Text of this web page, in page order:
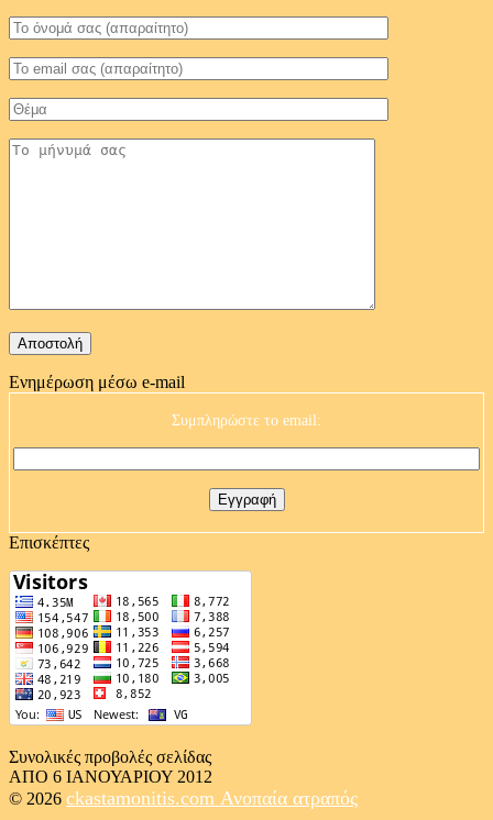
Ενημέρωση μέσω e-mail
Συμπληρώστε το email:
Επισκέπτες
Συνολικές προβολές σελίδας
ΑΠΟ 6 ΙΑΝΟΥΑΡΙΟΥ 2012
© 2026 ckastamonitis.com Ανοπαία ατραπός